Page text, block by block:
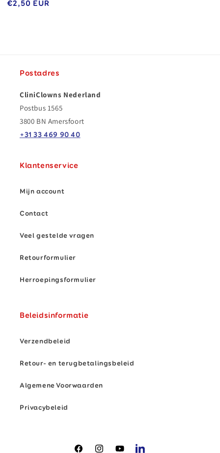
Normale
€2,50 EUR
Postadres
CliniClowns Nederland
Postbus 1565
3800 BN Amersfoort
+31 33 469 90 40
Klantenservice
Mijn account
Contact
Veel gestelde vragen
Retourformulier
Herroepingsformulier
Beleidsinformatie
Verzendbeleid
Retour- en terugbetalingsbeleid
Algemene Voorwaarden
Privacybeleid